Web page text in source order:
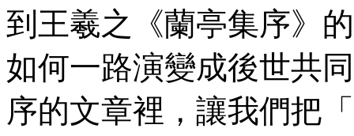
到王羲之《蘭亭集序》
如何一路演變成後世共
序的文章裡，讓我們把